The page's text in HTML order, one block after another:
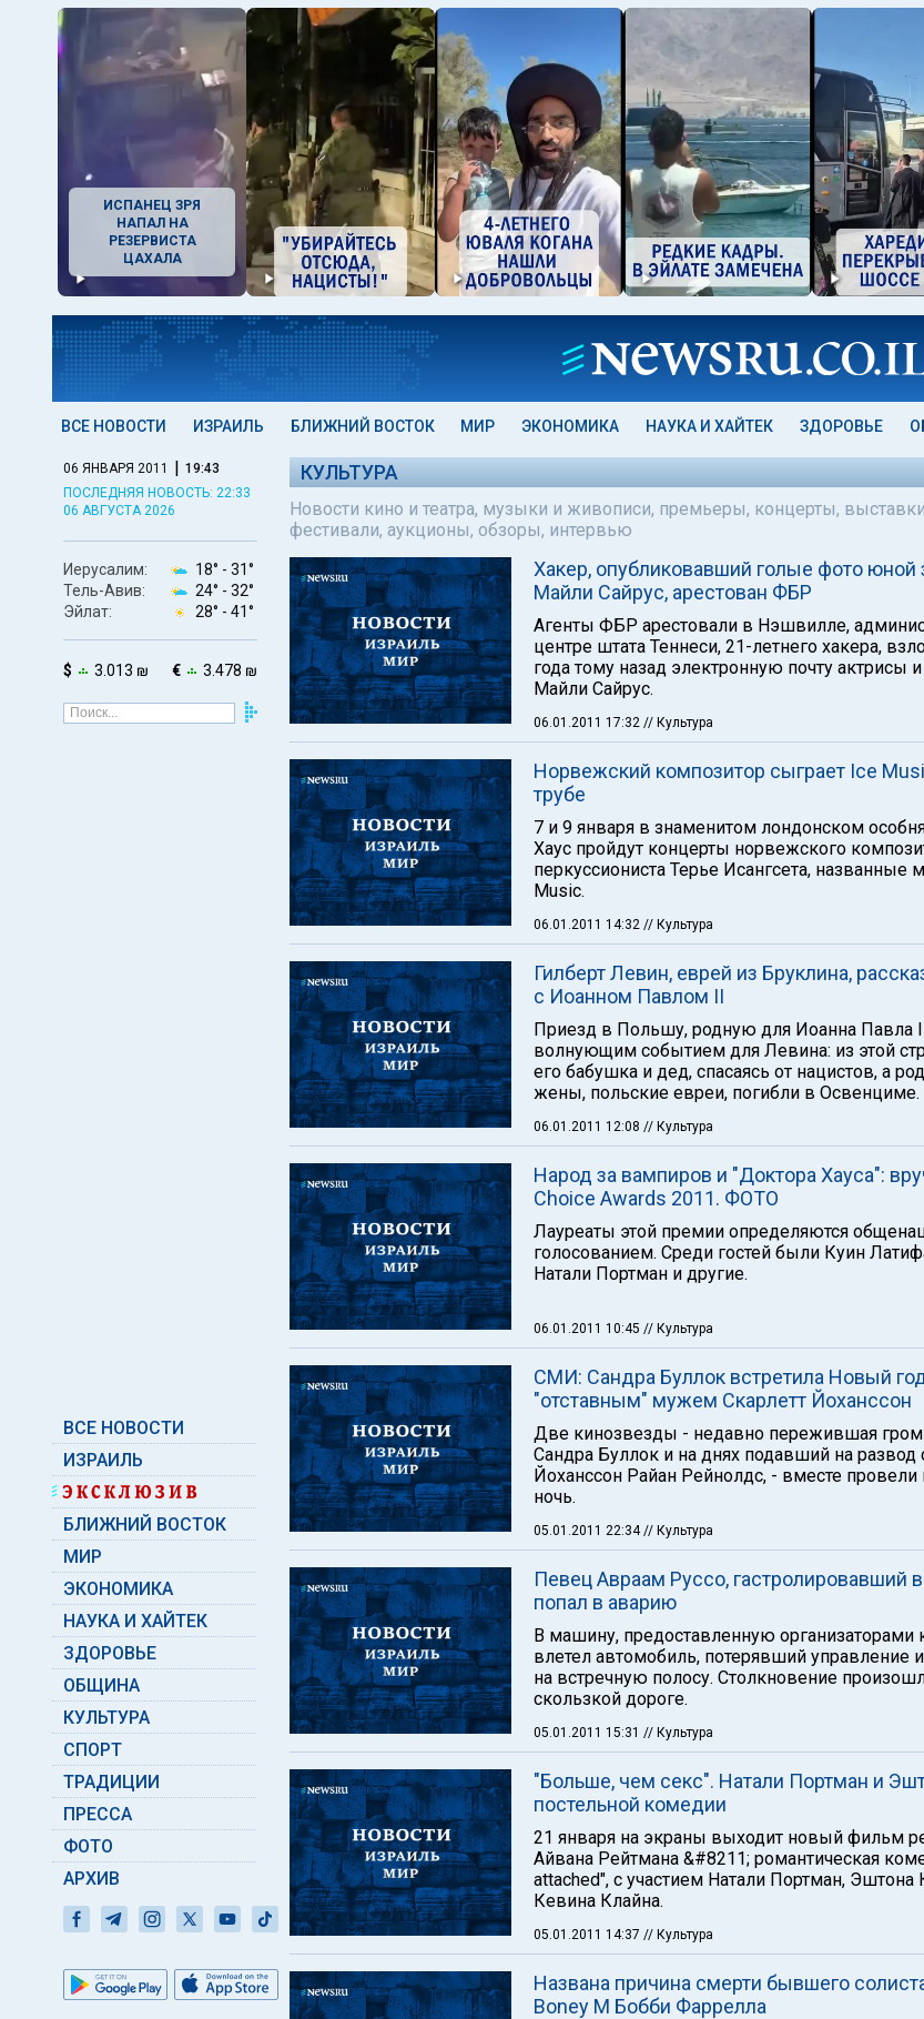
ИСПАНЕЦ ЗРЯ
НАПАЛ НА
РЕЗЕРВИСТА
ЦАХАЛА
ВСЕ НОВОСТИ ИЗРАИЛЬ БЛИЖНИЙ ВОСТОК МИР ЭКОНОМИКА НАУКА И ХАЙТЕК ЗДОРОВЬЕ
06 ЯНВАРЯ 2011 | 19:43
ПОСЛЕДНЯЯ НОВОСТЬ: 22:33
06 АВГУСТА 2026
Иерусалим: 18° - 31°
Тель-Авив:
24° - 32°
Эйлат:
28° - 41°
$ 3.013 ₪ € 3.478 ₪
ВСЕ НОВОСТИ
ИЗРАИЛЬ
БЛИЖНИЙ ВОСТОК
МИР
ЭКОНОМИКА
НАУКА И ХАЙТЕК
ЗДОРОВЬЕ
ОБЩИНА
КУЛЬТУРА
СПОРТ
ТРАДИЦИИ
ПРЕССА
ФОТО
АРХИВ
КУЛЬТУРА
Новости кино и театра, музыки и живописи, премьеры, концерты,
фестивали, аукционы, обзоры, интервью
Хакер, опубликовавший голые фото юной
Майли Сайрус, арестован ФБР
Агенты ФБР арестовали в Нэшвилле,
центре штата Теннеси, 21-летнего хакера,
года тому назад электронную почту актрисы
Майли Сайрус.
06.01.2011 17:32 // Культура
Норвежский композитор сыграет Ice
трубе
7 и 9 января в знаменитом лондонском
Хаус пройдут концерты норвежского
перкуссиониста Терье Исангсета, названные
Music.
06.01.2011 14:32 // Культура
Гилберт Левин, еврей из Бруклина,
с Иоанном Павлом II
Приезд в Польшу, родную для Иоанна Павла
волнующим событием для Левина: из этой
его бабушка и дед, спасаясь от нацистов, а
жены, польские евреи, погибли в Освенциме.
06.01.2011 12:08 // Культура
Народ за вампиров и "Доктора Хауса":
Choice Awards 2011. ФОТО
Лауреаты этой премии определяются
голосованием. Среди гостей были Куин
Натали Портман и другие.
06.01.2011 10:45 // Культура
СМИ: Сандра Буллок встретила Новый
"отставным" мужем Скарлетт Йоханссон
Две кинозвезды - недавно пережившая
Сандра Буллок и на днях подавший на развод
Йоханссон Райан Рейнолдс, - вместе
ночь.
05.01.2011 22:34// Культура
Певец Авраам Руссо, гастролировавший
попал в аварию
В машину, предоставленную организаторами
влетел автомобиль, потерявший управление
на встречную полосу. Столкновение
скользкой дороге.
05.01.2011 15:31 // Культура
"Больше, чем секс". Натали Портман и
постельной комедии
21 января на экраны выходит новый фильм
Айвана Рейтмана &#8211; романтическая
attached", с участием Натали Портман, Эштона
Кевина Клайна.
05.01.2011 14:37 // Культура
Названа причина смерти бывшего
Boney M Бобби Фаррелла